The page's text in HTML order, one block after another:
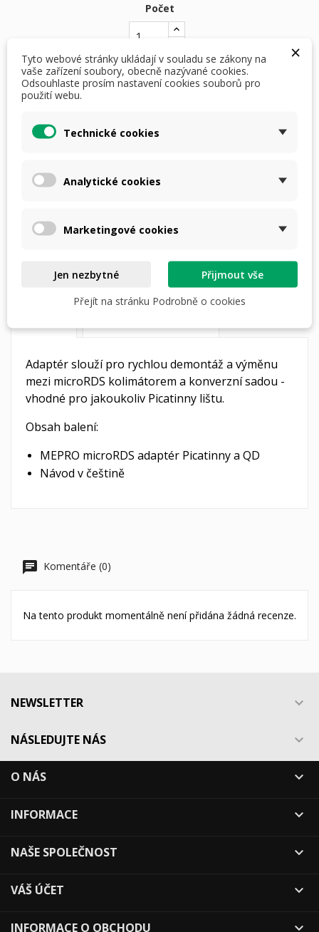
Počet
PŘIDAT DO KOŠÍKU
Adaptér slouží pro rychlou demontáž a výměnu
mezi microRDS kolimátorem a konverzní sadou -
vhodné pro jakoukoliv Picatinny lištu.
Obsah balení:
MEPRO microRDS adaptér Picatinny a QD
Návod v češtině
Komentáře (0)
Na tento produkt momentálně není přidána žádná recenze.
NEWSLETTER 
NÁSLEDUJTE NÁS 
O NÁS 
INFORMACE 
NAŠE SPOLEČNOST 
VÁŠ ÚČET 
INFORMACE O OBCHODU 
×
Tyto webové stránky ukládají v souladu se zákony na
vaše zařízení soubory, obecně nazývané cookies.
Odsouhlaste prosím nastavení cookies souborů pro
použití webu.
Technické cookies
Analytické cookies
Marketingové cookies
Jen nezbytné
Přijmout vše
Přejít na stránku Podrobně o cookies